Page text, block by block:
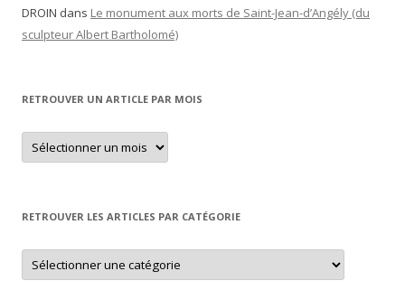
DROIN dans Le monument aux morts de Saint-Jean-d’Angély (du
sculpteur Albert Bartholomé)
RETROUVER UN ARTICLE PAR MOIS
Retrouver
un
article
RETROUVER LES ARTICLES PAR CATÉGORIE
Retrouver
les
articles